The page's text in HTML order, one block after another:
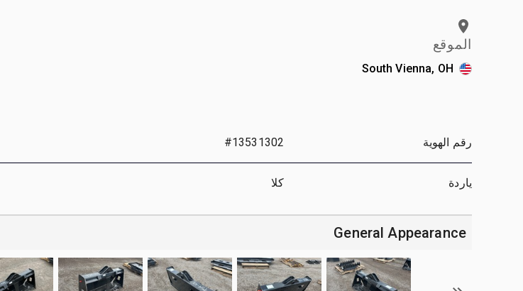
الموقع
South Vienna, OH
رقم الهوية #13531302
ياردة كلا
General Appearance